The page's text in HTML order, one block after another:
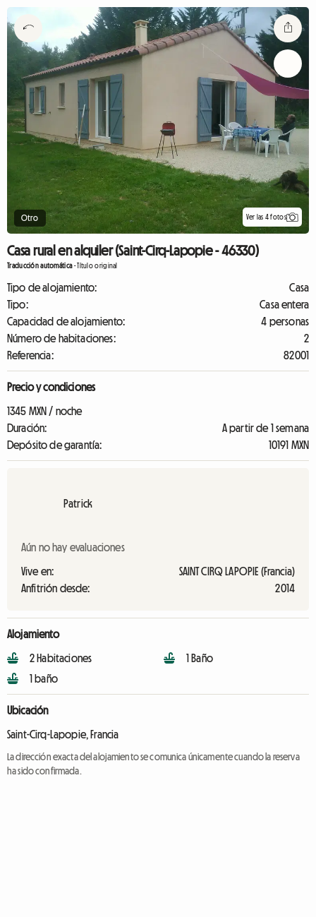
Otro Ver las 4 fotos
Casa rural en alquiler (Saint-Cirq-Lapopie - 46330)
Traducción automática-Título original
Tipo de alojamiento:
Casa
Tipo:
Casa entera
Capacidad de alojamiento:
4 personas
Número de habitaciones:
2
Referencia:
82001
Precio y condiciones
1345 MXN / noche
Duración:
A partir de 1 semana
Depósito de garantía:
10191 MXN
Patrick
Aún no hay evaluaciones
Vive en:
SAINT CIRQ LAPOPIE (Francia)
Anfitrión desde:
2014
Alojamiento
2 Habitaciones
1 baño
1 Baño
Ubicación
Saint-Cirq-Lapopie, Francia
La dirección exacta del alojamiento se comunica únicamente cuando la reserva
ha sido confirmada.